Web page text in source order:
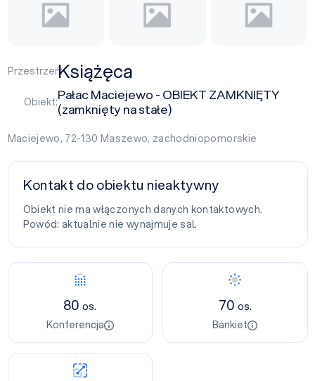
Przestrzeń:Książęca
Obiekt:Pałac Maciejewo - OBIEKT ZAMKNIĘTY
(zamknięty na stałe)
Maciejewo, 72-130 Maszewo, zachodniopomorskie
80os.
Konferencja
70 os.
Bankiet
Kontakt do obiektu nieaktywny
Obiekt nie ma włączonych danych kontaktowych.
Powód: aktualnie nie wynajmuje sal.